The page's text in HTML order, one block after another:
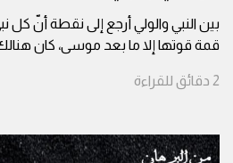
بين النبي والولي أرجع إلى نقطة أنّ
قمة قوتها إلا ما بعد موسى، كان
2 دقائق للقراءة